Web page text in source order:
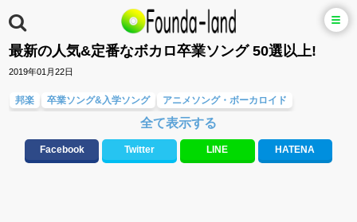
最新の人気&定番なボカロ卒業ソング 50選以上!
2019年01月22日
邦楽 卒業ソング&入学ソング アニメソング・ボーカロイド
友達&友情ソング・青春ソング
10、20代に人気・話題・流行・おすすめな邦楽&洋楽 応援ソング
全て表示する
Facebook Twitter LINE HATENA